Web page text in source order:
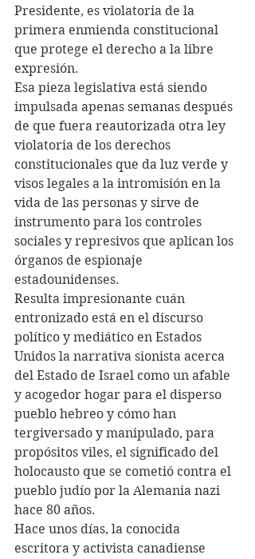
Presidente, es violatoria de la
primera enmienda constitucional
que protege el derecho a la libre
expresión.
Esa pieza legislativa está siendo
impulsada apenas semanas después
de que fuera reautorizada otra ley
violatoria de los derechos
constitucionales que da luz verde y
visos legales a la intromisión en la
vida de las personas y sirve de
instrumento para los controles
sociales y represivos que aplican los
órganos de espionaje
estadounidenses.
Resulta impresionante cuán
entronizado está en el discurso
político y mediático en Estados
Unidos la narrativa sionista acerca
del Estado de Israel como un afable
y acogedor hogar para el disperso
pueblo hebreo y cómo han
tergiversado y manipulado, para
propósitos viles, el significado del
holocausto que se cometió contra el
pueblo judío por la Alemania nazi
hace 80 años.
Hace unos días, la conocida
escritora y activista canadiense